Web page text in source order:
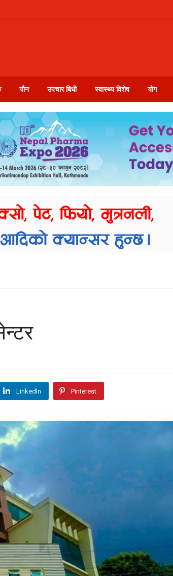
यौन उपचार बिधी स्वास्थ्य विशेष योग
LinkedIn Pinterest